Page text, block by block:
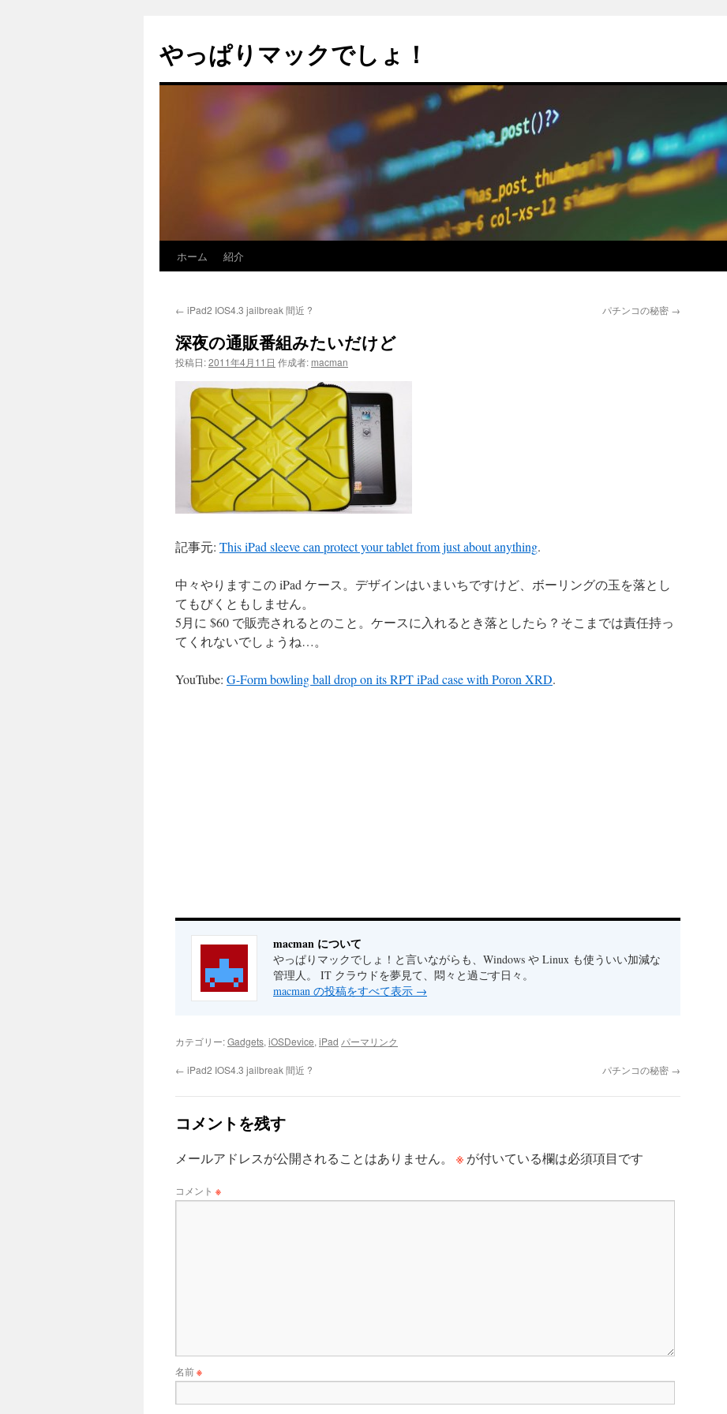
テ
ン
やっぱりマックでしょ！
ホーム 紹介
← iPad2 IOS4.3 jailbreak 間近 ? パチンコの秘密 →
深夜の通販番組みたいだけど
投稿日:2011年4月11日 作成者: macman
記事元: This iPad sleeve can protect your tablet from just about anything.
中々やりますこの iPad ケース。デザインはいまいちですけど、ボーリングの玉を落とし
てもびくともしません。
5月に $60 で販売されるとのこと。ケースに入れるとき落としたら？そこまでは責任持っ
てくれないでしょうね…。
YouTube: G-Form bowling ball drop on its RPT iPad case with Poron XRD.
macman について
やっぱりマックでしょ！と言いながらも、Windows や Linux も使ういい加減な
管理人。 IT クラウドを夢見て、悶々と過ごす日々。
macman の投稿をすべて表示 →
カテゴリー:Gadgets, iOSDevice, iPad パーマリンク
← iPad2 IOS4.3 jailbreak 間近 ? パチンコの秘密 →
コメントを残す
メールアドレスが公開されることはありません。 ※ が付いている欄は必須項目です
コメント ※
名前※